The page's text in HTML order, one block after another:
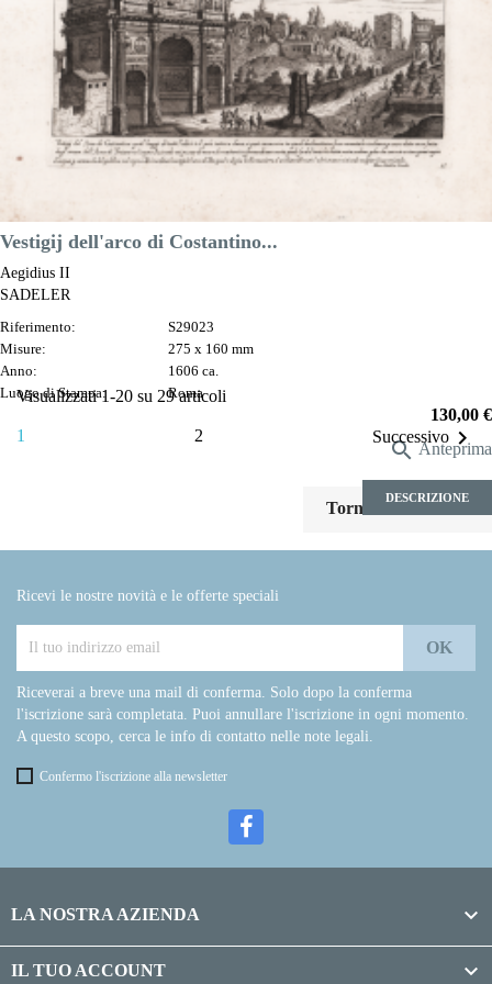
DESCRIZIONE
Vestigij dell'arco di Costantino...
Aegidius II
SADELER
Riferimento:
S29023
Misure:
275 x 160 mm
Anno:
1606 ca.
Luogo di Stampa:
Roma
Prezzo
130,00 €
Anteprima
DESCRIZIONE
Visualizzati 1-20 su 29 articoli
1 2 Successivo 
Torna all'inizio
Ricevi le nostre novità e le offerte speciali
Riceverai a breve una mail di conferma. Solo dopo la conferma
l'iscrizione sarà completata. Puoi annullare l'iscrizione in ogni momento.
A questo scopo, cerca le info di contatto nelle note legali.
Confermo l'iscrizione alla newsletter
LA NOSTRA AZIENDA 
IL TUO ACCOUNT 